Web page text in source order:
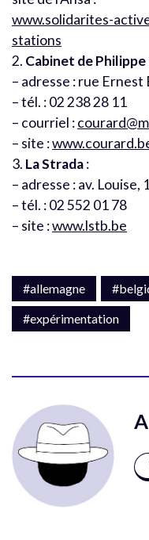
www.solidarites-
stations
2. Cabinet de
– adresse : rue
– tél. : 02 238 28 11
– courriel :
– site :
3. La Strada:
– adresse : av. Louise,
– tél. : 02 552 01 78
– site :www.lstb.be
#allemagne
#expérimentation